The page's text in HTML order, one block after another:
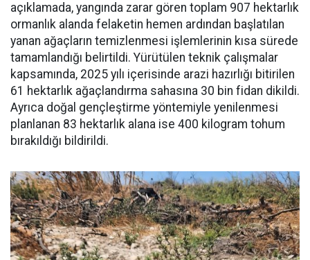
açıklamada, yangında zarar gören toplam 907 hektarlık
ormanlık alanda felaketin hemen ardından başlatılan
yanan ağaçların temizlenmesi işlemlerinin kısa sürede
tamamlandığı belirtildi. Yürütülen teknik çalışmalar
kapsamında, 2025 yılı içerisinde arazi hazırlığı bitirilen
61 hektarlık ağaçlandırma sahasına 30 bin fidan dikildi.
Ayrıca doğal gençleştirme yöntemiyle yenilenmesi
planlanan 83 hektarlık alana ise 400 kilogram tohum
bırakıldığı bildirildi.